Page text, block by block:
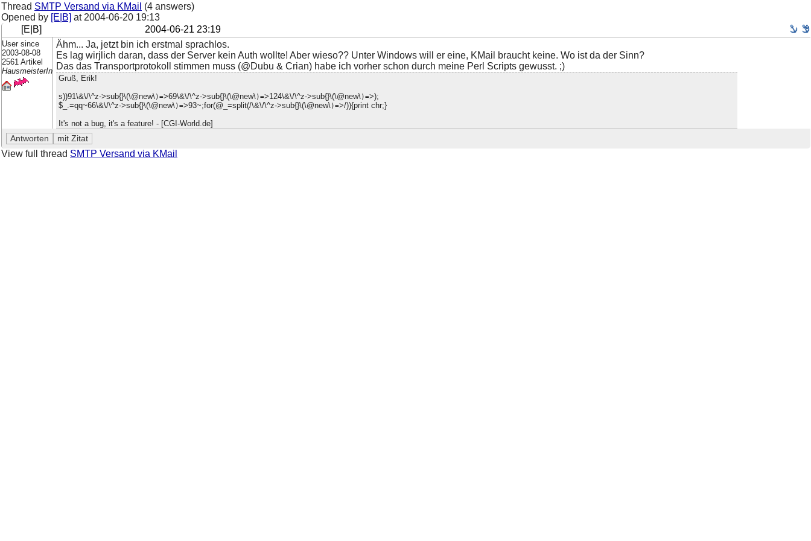
Thread SMTP Versand via KMail (4 answers)
Opened by [E|B] at 2004-06-20 19:13
[E|B]
2004-06-21 23:19
User since
2003-08-08
2561 Artikel
HausmeisterIn
Ähm... Ja, jetzt bin ich erstmal sprachlos.
Es lag wirjlich daran, dass der Server kein Auth wollte! Aber wieso?? Unter Windows will er eine, KMail braucht keine. Wo ist da der Sinn?
Das das Transportprotokoll stimmen muss (@Dubu & Crian) habe ich vorher schon durch meine Perl Scripts gewusst. ;)
Gruß, Erik!
s))91\&\/\^z->sub{}\(\@new\)=>69\&\/\^z->sub{}\(\@new\)=>124\&\/\^z->sub{}\(\@new\)=>);
$_.=qq~66\&\/\^z->sub{}\(\@new\)=>93~;for(@_=split(/\&\/\^z->sub{}\(\@new\)=>/)){print chr;}
It's not a bug, it's a feature! - [CGI-World.de]
View full thread SMTP Versand via KMail